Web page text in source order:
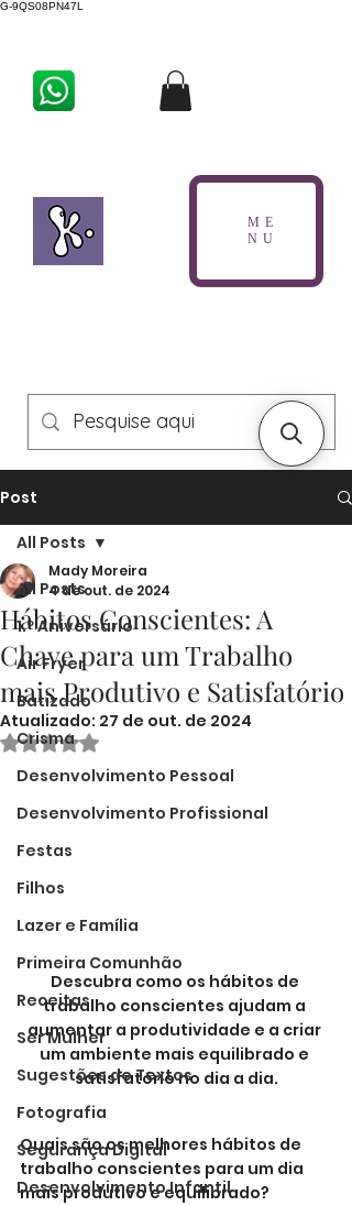
G-9QS08PN47L
ME
NU
Post
All Posts
1.º Aniversário
Air Fryer
Batizado
Crisma
Desenvolvimento Pessoal
Desenvolvimento Profissional
Festas
Filhos
Lazer e Família
Primeira Comunhão
Receitas
Ser Mulher
Sugestões de Textos
Fotografia
Segurança Digital
Desenvolvimento Infantil
All Posts
Hábitos Conscientes: A
Chave para um Trabalho
mais Produtivo e Satisfatório
Mady Moreira
4 de out. de 2024
Atualizado: 27 de out. de 2024
Avaliado com NaN de 5 estrelas.
Descubra como os hábitos de
trabalho conscientes ajudam a
aumentar a produtividade e a criar
um ambiente mais equilibrado e
satisfatório no dia a dia.
Quais são os melhores hábitos de
trabalho conscientes para um dia
mais produtivo e equilibrado?